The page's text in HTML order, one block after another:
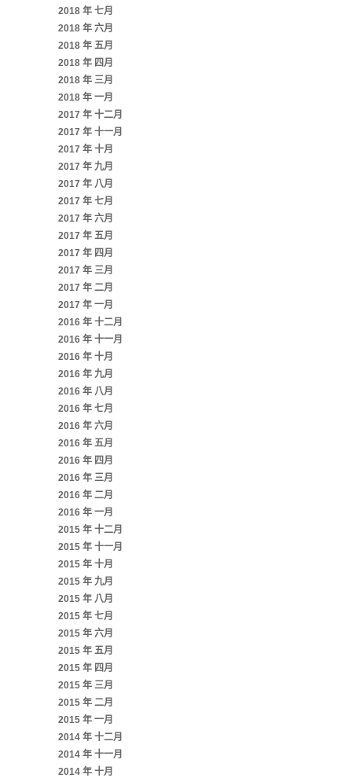
2018 年 七月
2018 年 六月
2018 年 五月
2018 年 四月
2018 年 三月
2018 年 一月
2017 年 十二月
2017 年 十一月
2017 年 十月
2017 年 九月
2017 年 八月
2017 年 七月
2017 年 六月
2017 年 五月
2017 年 四月
2017 年 三月
2017 年 二月
2017 年 一月
2016 年 十二月
2016 年 十一月
2016 年 十月
2016 年 九月
2016 年 八月
2016 年 七月
2016 年 六月
2016 年 五月
2016 年 四月
2016 年 三月
2016 年 二月
2016 年 一月
2015 年 十二月
2015 年 十一月
2015 年 十月
2015 年 九月
2015 年 八月
2015 年 七月
2015 年 六月
2015 年 五月
2015 年 四月
2015 年 三月
2015 年 二月
2015 年 一月
2014 年 十二月
2014 年 十一月
2014 年 十月